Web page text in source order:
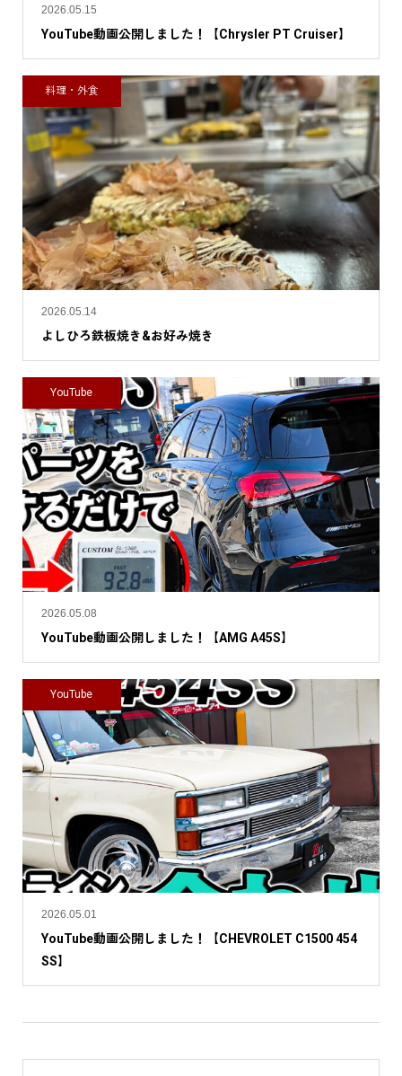
2026.05.15
YouTube動画公開しました！【Chrysler PT Cruiser】
2026.05.14
よしひろ鉄板焼き&お好み焼き
料理・外食
2026.05.08
YouTube動画公開しました！【AMG A45S】
YouTube
2026.05.01
YouTube動画公開しました！【CHEVROLET C1500 454
SS】
YouTube